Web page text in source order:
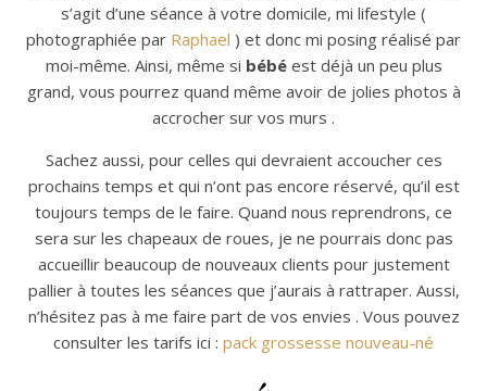
s’agit d’une séance à votre domicile, mi lifestyle (
photographiée par Raphael ) et donc mi posing réalisé par
moi-même. Ainsi, même si bébéest déjà un peu plus
grand, vous pourrez quand même avoir de jolies photos à
accrocher sur vos murs .
Sachez aussi, pour celles qui devraient accoucher ces
prochains temps et qui n’ont pas encore réservé, qu’il est
toujours temps de le faire. Quand nous reprendrons, ce
sera sur les chapeaux de roues, je ne pourrais donc pas
accueillir beaucoup de nouveaux clients pour justement
pallier à toutes les séances que j’aurais à rattraper. Aussi,
n’hésitez pas à me faire part de vos envies . Vous pouvez
consulter les tarifs ici : pack grossesse nouveau-né